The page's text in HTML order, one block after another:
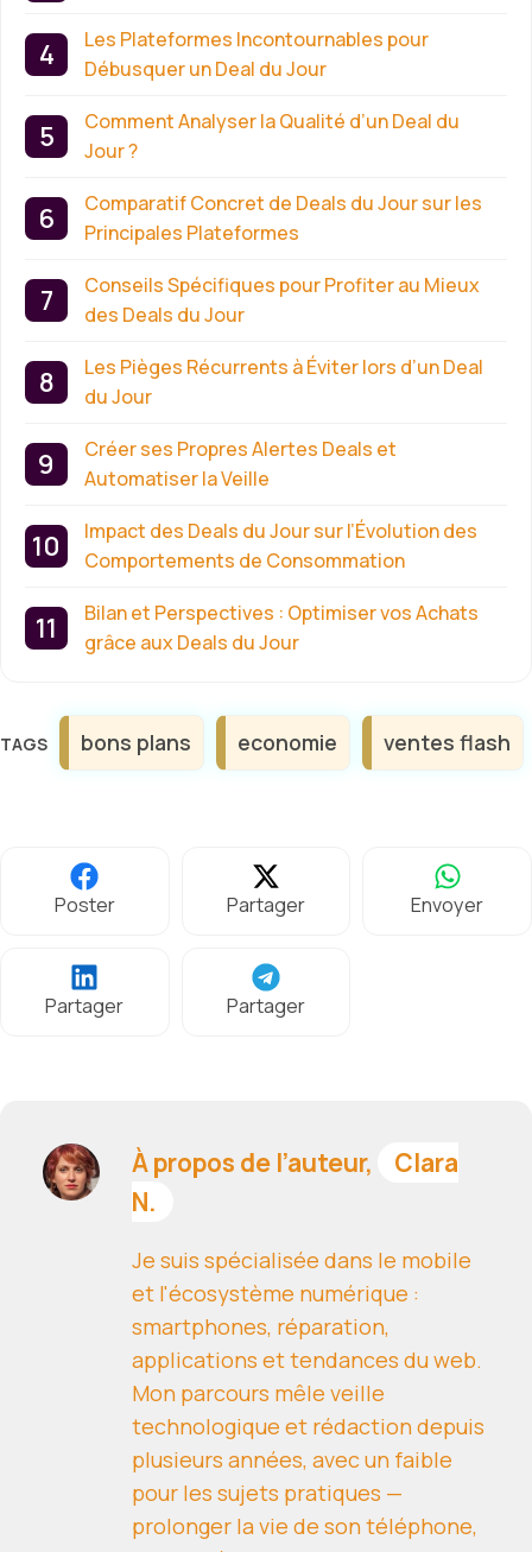
Les Plateformes Incontournables pour
Débusquer un Deal du Jour
Comment Analyser la Qualité d’un Deal du
Jour ?
Comparatif Concret de Deals du Jour sur les
Principales Plateformes
Conseils Spécifiques pour Profiter au Mieux
des Deals du Jour
Les Pièges Récurrents à Éviter lors d’un Deal
du Jour
Créer ses Propres Alertes Deals et
Automatiser la Veille
Impact des Deals du Jour sur l’Évolution des
Comportements de Consommation
Bilan et Perspectives : Optimiser vos Achats
grâce aux Deals du Jour
Étiquettes
bons plans economie ventes flash
Poster Partager Envoyer
Partager Partager
À propos de l’auteur,
Clara
N.
Je suis spécialisée dans le mobile
et l'écosystème numérique :
smartphones, réparation,
applications et tendances du web.
Mon parcours mêle veille
technologique et rédaction depuis
plusieurs années, avec un faible
pour les sujets pratiques —
prolonger la vie de son téléphone,